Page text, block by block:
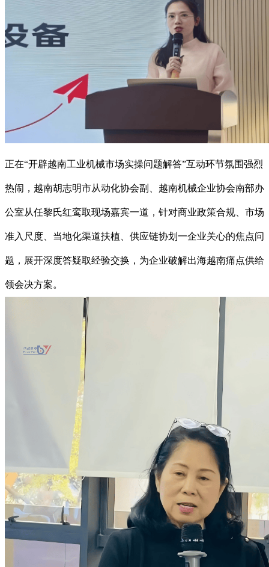
正在“开辟越南工业机械市场实操问题解答”互动环节氛围强烈
热闹，越南胡志明市从动化协会副、越南机械企业协会南部办
公室从任黎氏红鸾取现场嘉宾一道，针对商业政策合规、市场
准入尺度、当地化渠道扶植、供应链协划一企业关心的焦点问
题，展开深度答疑取经验交换，为企业破解出海越南痛点供给
领会决方案。